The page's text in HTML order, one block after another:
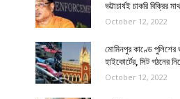
ভট্টাচার্যই চাকরি বিক্রির
October 12, 2022
মোমিনপুর কাণ্ডে
হাইকোর্টের, সিট গঠনের
October 12, 2022